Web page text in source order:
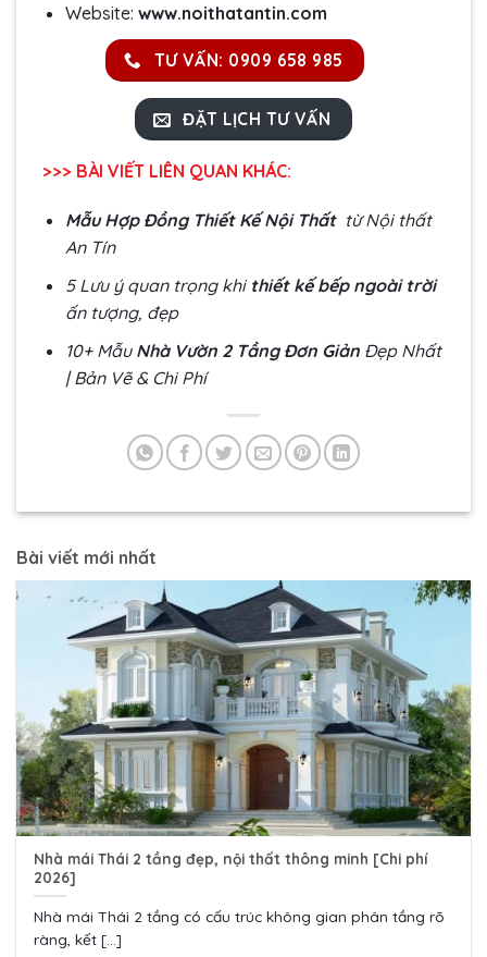
Website: www.noithatantin.com
TƯ VẤN: 0909 658 985
ĐẶT LỊCH TƯ VẤN
>>> BÀI VIẾT LIÊN QUAN KHÁC:
Mẫu Hợp Đồng Thiết Kế Nội Thấttừ Nội thất
An Tín
5 Lưu ý quan trọng khi thiết kế bếp ngoài trời
ấn tượng, đẹp
10+ Mẫu Nhà Vườn 2 Tầng Đơn GiảnĐẹp Nhất
| Bản Vẽ & Chi Phí
Bài viết mới nhất
Nhà mái Thái 2 tầng đẹp, nội thất thông minh [Chi phí
2026]
Nhà mái Thái 2 tầng có cấu trúc không gian phân tầng rõ
ràng, kết [...]